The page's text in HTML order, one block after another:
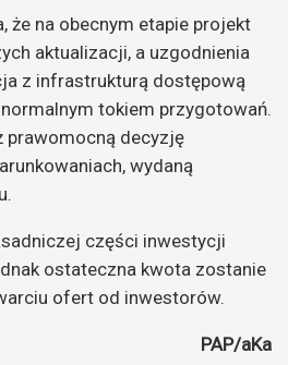
że na obecnym etapie projekt
aktualizacji, a uzgodnienia
z infrastrukturą dostępową
tokiem przygotowań.
prawomocną decyzję
wydaną
części inwestycji
ostateczna kwota zostanie
ofert od inwestorów.
PAP/aKa